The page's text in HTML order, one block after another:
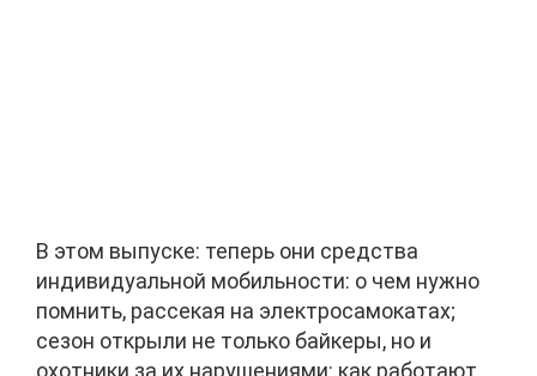
В этом выпуске: теперь они средства
индивидуальной мобильности: о чем нужно
помнить, рассекая на электросамокатах;
сезон открыли не только байкеры, но и
охотники за их нарушениями: как работают